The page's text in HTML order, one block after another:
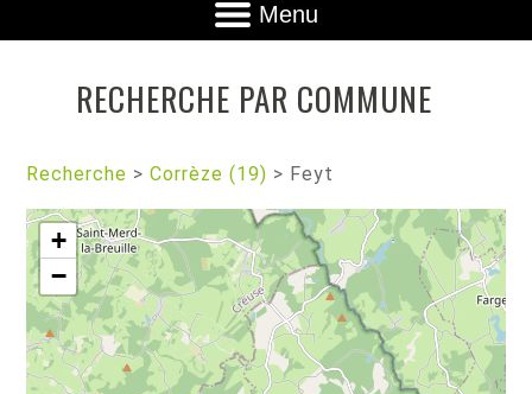
Menu
RECHERCHE PAR COMMUNE
Recherche >Corrèze (19) > Feyt
+
−